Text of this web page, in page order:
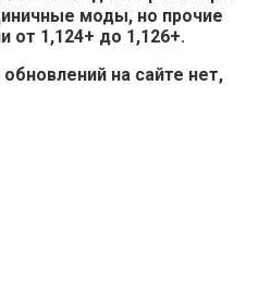
моды, но прочие
от 1,124+ до 1,126+.
на сайте нет,